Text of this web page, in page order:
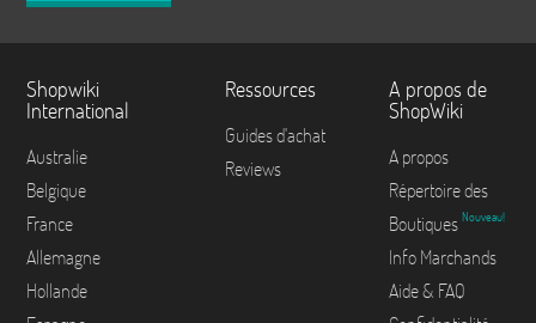
Shopwiki
International
Australie
Belgique
France
Allemagne
Hollande
Ressources
Guides d'achat
Reviews
A propos de
ShopWiki
A propos
Répertoire des
Boutiques Nouveau!
Info Marchands
Aide & FAQ